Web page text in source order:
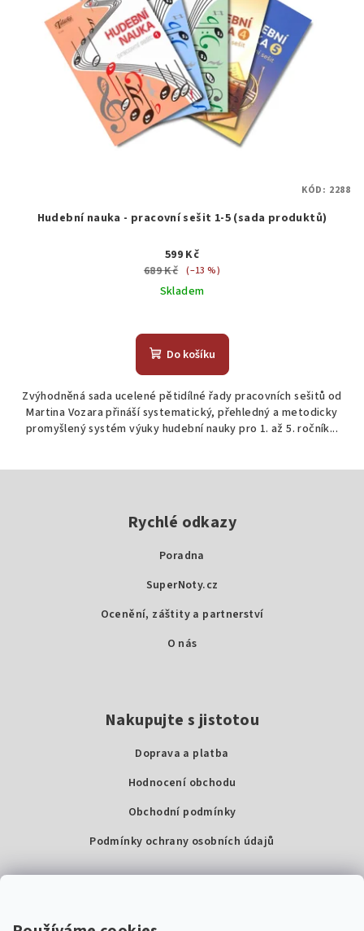
Hudební nauka - pracovní sešit 1-5 (sada produktů)
599 Kč
689 Kč (–13 %)
Skladem
Do košíku
Zvýhodněná sada ucelené pětidílné řady pracovních sešitů od
Martina Vozara přináší systematický, přehledný a metodicky
promyšlený systém výuky hudební nauky pro 1. až 5. ročník...
KÓD: 2288
Rychlé odkazy
Poradna
SuperNoty.cz
Ocenění, záštity a partnerství
O nás
Nakupujte s jistotou
Doprava a platba
Hodnocení obchodu
Obchodní podmínky
Podmínky ochrany osobních údajů
Super Noty, s.r.o.